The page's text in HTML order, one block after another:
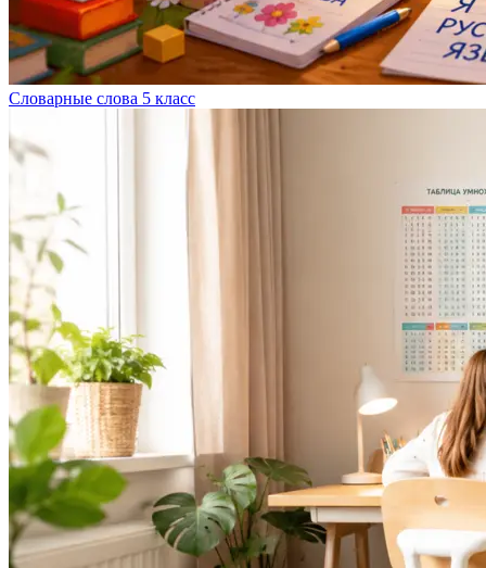
Словарные слова 5 класс